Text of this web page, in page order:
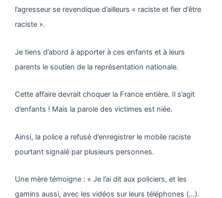
l’agresseur se revendique d’ailleurs « raciste et fier d’être
raciste ».
Je tiens d’abord à apporter à ces enfants et à leurs
parents le soutien de la représentation nationale.
Cette affaire devrait choquer la France entière. Il s’agit
d’enfants ! Mais la parole des victimes est niée.
Ainsi, la police a refusé d’enregistrer le mobile raciste
pourtant signalé par plusieurs personnes.
Une mère témoigne : « Je l’ai dit aux policiers, et les
gamins aussi, avec les vidéos sur leurs téléphones (…).